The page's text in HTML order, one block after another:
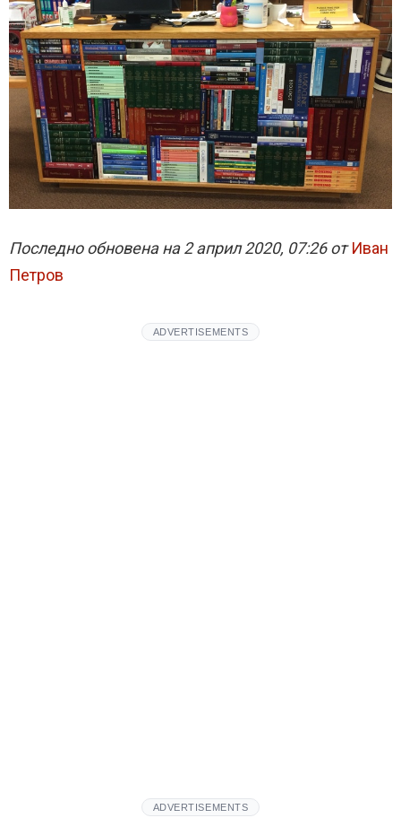
Последно обновена на 2 април 2020, 07:26 от Иван
Петров
ADVERTISEMENTS
ADVERTISEMENTS